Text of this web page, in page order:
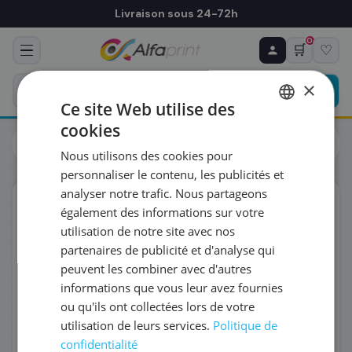
Livraison sous 24-72h
🛒
0
♡
Toners
Brother
000 pages
ORIGINAL
♻ COMMANDE RÉCURRENTE
Prévoyez & économisez
Programmez votre prochain achat — notre équipe
vous prépare un devis personnalisé
RÉFÉRENCE DU PRODUIT
FRÉQUENCE
QUANTITÉ PAR LIVRAISON
DATE DE PREMIÈRE LIVRAISON SOUHAITÉE
×
Ce site Web utilise des
cookies
Nous utilisons des cookies pour
personnaliser le contenu, les publicités et
analyser notre trafic. Nous partageons
également des informations sur votre
utilisation de notre site avec nos
partenaires de publicité et d'analyse qui
peuvent les combiner avec d'autres
informations que vous leur avez fournies
ou qu'ils ont collectées lors de votre
utilisation de leurs services. Politique de
confidentialité